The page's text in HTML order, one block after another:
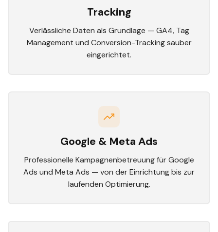
Tracking
Verlässliche Daten als Grundlage — GA4, Tag
Management und Conversion-Tracking sauber
eingerichtet.
Google & Meta Ads
Professionelle Kampagnenbetreuung für Google
Ads und Meta Ads — von der Einrichtung bis zur
laufenden Optimierung.